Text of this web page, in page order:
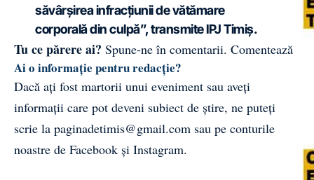
săvârșirea infracțiunii de vătămare
corporală din culpă”, transmite IPJ Timiș.
Tu ce părere ai? Spune-ne în comentarii. Comentează
Ai o informație pentru redacție?
Dacă ați fost martorii unui eveniment sau aveți
informații care pot deveni subiect de știre, ne puteți
scrie la paginadetimis@gmail.com sau pe conturile
noastre de Facebook și Instagram.